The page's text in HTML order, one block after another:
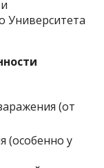
Университета
(от
(особенно у